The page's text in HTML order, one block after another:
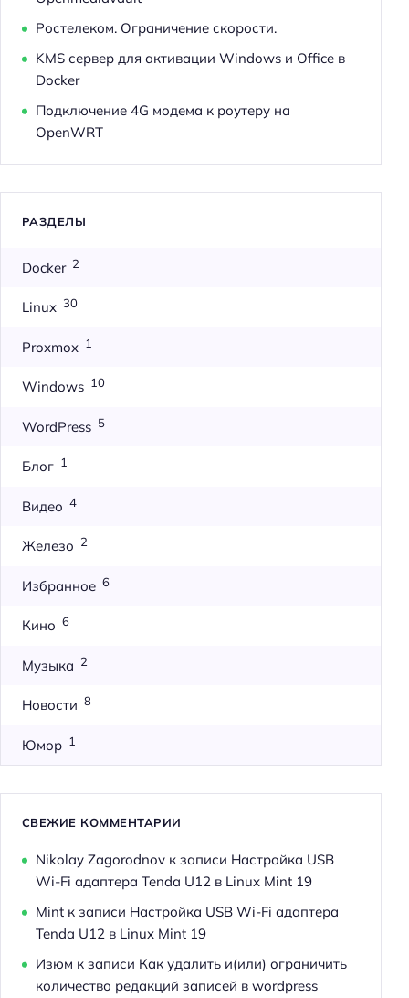
Ростелеком. Ограничение скорости.
KMS сервер для активации Windows и Office в
Docker
Подключение 4G модема к роутеру на
OpenWRT
РАЗДЕЛЫ
Docker 2
Linux 30
Proxmox 1
Windows 10
WordPress 5
Блог 1
Видео 4
Железо 2
Избранное 6
Кино 6
Музыка 2
Новости 8
Юмор 1
СВЕЖИЕ КОММЕНТАРИИ
Nikolay Zagorodnovк записи Настройка USB
Wi-Fi адаптера Tenda U12 в Linux Mint 19
Mintк записи Настройка USB Wi-Fi адаптера
Tenda U12 в Linux Mint 19
Изюм к записи Как удалить и(или) ограничить
количество редакций записей в wordpress